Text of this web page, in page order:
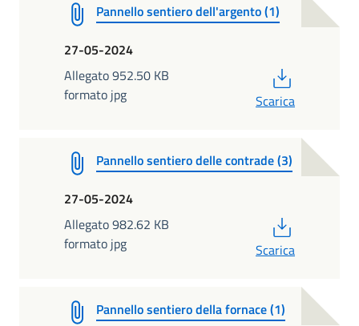
Pannello sentiero dell'argento (1)
27-05-2024
Allegato 952.50 KB
formato jpg
Scarica
Pannello sentiero delle contrade (3)
27-05-2024
Allegato 982.62 KB
formato jpg
Scarica
Pannello sentiero della fornace (1)